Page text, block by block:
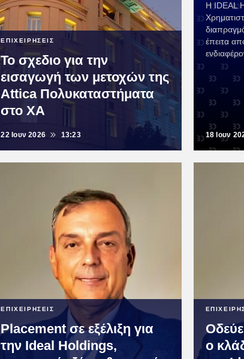
ΕΠΙΧΕΙΡΗΣΕΙΣ
Το σχεδιο για την
εισαγωγή των μετοχών της
Attica Πολυκαταστήματα
στο ΧΑ
22 Ιουν 2026 13:23
Η IDEAL
έπειτα
18 Ιουν
ΕΠΙΧΕΙΡΗΣΕΙΣ
Placement σε εξέλιξη για
την Ideal Holdings,
ο